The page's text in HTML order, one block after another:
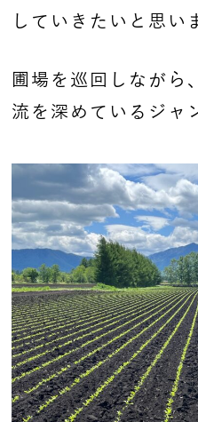
していきたいと思い
圃場を巡回しながら
流を深めているジャ